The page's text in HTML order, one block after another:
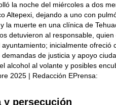
la noche del miércoles a dos
Altepexi, dejando a uno con
la muerte en una clínica de
detuvieron al responsable,
inicialmente
de justicia y apoyo
alcohol al volante y posibles
2025 | Redacción EPrensa:
y persecución